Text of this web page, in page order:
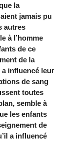
la
jamais pu
autres
à l’homme
de ce
de la
a influencé leur
de sang
toutes
semble à
les enfants
de
a influencé